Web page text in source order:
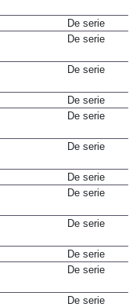
De serie
De serie
De serie
De serie
De serie
De serie
De serie
De serie
De serie
De serie
De serie
De serie